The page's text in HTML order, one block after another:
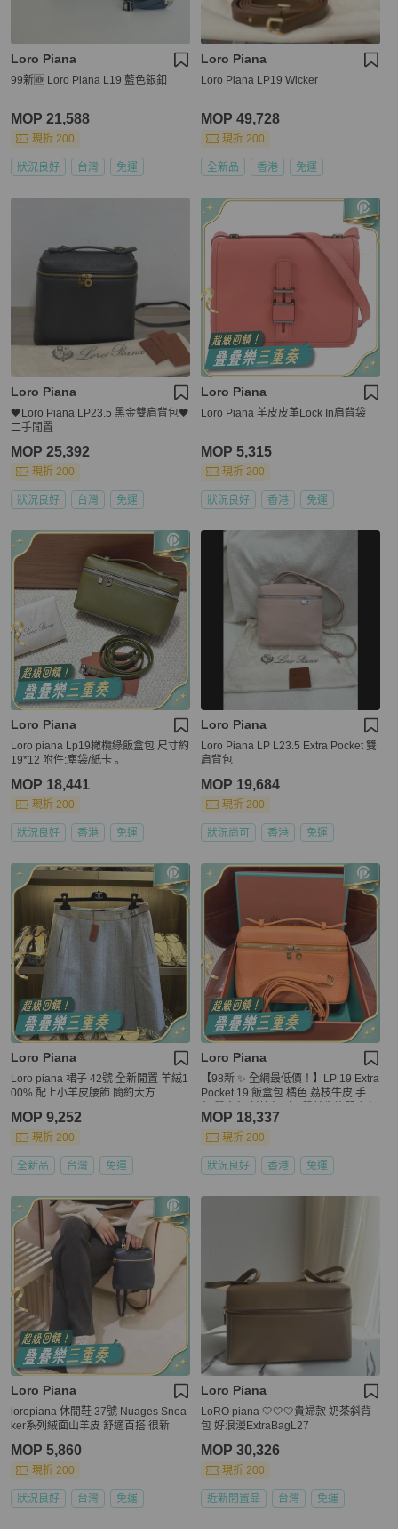
Loro Piana
99新🆕 Loro Piana L19 藍色銀釦
MOP 21,588
現折 200
狀況良好 台灣 免運
Loro Piana
Loro Piana LP19 Wicker
MOP 49,728
現折 200
全新品 香港 免運
Loro Piana
🖤Loro Piana LP23.5 黑金雙肩背包🖤
二手閒置
MOP 25,392
現折 200
狀況良好 台灣 免運
Loro Piana
Loro Piana 羊皮皮革Lock In肩背袋
MOP 5,315
現折 200
狀況良好 香港 免運
Loro Piana
Loro piana Lp19橄欖綠飯盒包 尺寸約
19*12 附件:塵袋/紙卡 。
MOP 18,441
現折 200
狀況良好 香港 免運
Loro Piana
Loro Piana LP L23.5 Extra Pocket 雙
肩背包
MOP 19,684
現折 200
狀況尚可 香港 免運
Loro Piana
Loro piana 裙子 42號 全新閒置 羊絨1
00% 配上小羊皮腰飾 簡約大方
MOP 9,252
現折 200
全新品 台灣 免運
Loro Piana
【98新 ✨ 全網最低價！】LP 19 Extra
Pocket 19 飯盒包 橘色 荔枝牛皮 手拿
❗️）
MOP 18,337
現折 200
狀況良好 香港 免運
Loro Piana
loropiana 休閒鞋 37號 Nuages Snea
ker系列絨面山羊皮 舒適百搭 很新
MOP 5,860
現折 200
狀況良好 台灣 免運
Loro Piana
LoRO piana 🤍🤍🤍貴婦款 奶茶斜背
包 好浪漫ExtraBagL27
MOP 30,326
現折 200
近新閒置品 台灣 免運